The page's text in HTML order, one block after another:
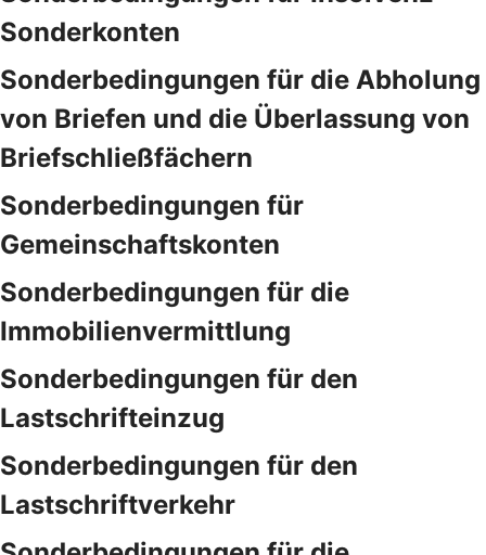
Sonderkonten
Sonderbedingungen für die Abholung
von Briefen und die Überlassung von
Briefschließfächern
Sonderbedingungen für
Gemeinschaftskonten
Sonderbedingungen für die
Immobilienvermittlung
Sonderbedingungen für den
Lastschrifteinzug
Sonderbedingungen für den
Lastschriftverkehr